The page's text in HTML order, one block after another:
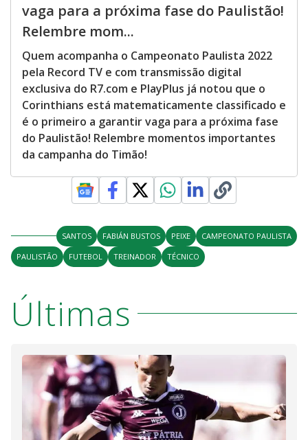
vaga para a próxima fase do Paulistão!
Relembre mom...
Quem acompanha o Campeonato Paulista 2022
pela Record TV e com transmissão digital
exclusiva do R7.com e PlayPlus já notou que o
Corinthians está matematicamente classificado e
é o primeiro a garantir vaga para a próxima fase
do Paulistão! Relembre momentos importantes
da campanha do Timão!
SANTOS FABIÁN BUSTOS PEIXE
CAMPEONATO PAULISTA
PAULISTÃO
FUTEBOL TREINADOR TÉCNICO
Últimas